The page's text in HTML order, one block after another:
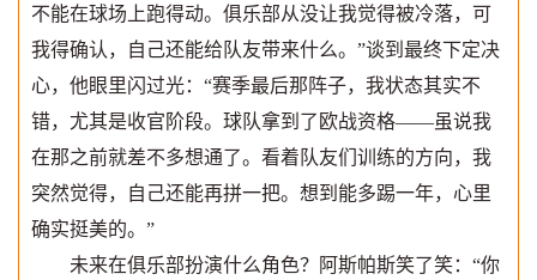
不能在球场上跑得动。俱乐部从没让我觉得被冷落，可
我得确认，自己还能给队友带来什么。”谈到最终下定决
心，他眼里闪过光：“赛季最后那阵子，我状态其实不
错，尤其是收官阶段。球队拿到了欧战资格——虽说我
在那之前就差不多想通了。看着队友们训练的方向，我
突然觉得，自己还能再拼一把。想到能多踢一年，心里
确实挺美的。”
未来在俱乐部扮演什么角色？阿斯帕斯笑了笑：“你